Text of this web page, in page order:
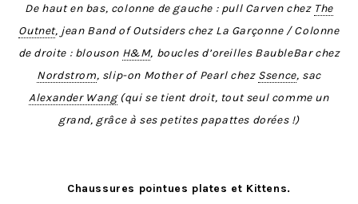
De haut en bas, colonne de gauche : pull Carven chez The
Outnet, jean Band of Outsiders chez La Garçonne / Colonne
de droite : blouson H&M, boucles d’oreilles BaubleBar chez
Nordstrom, slip-on Mother of Pearl chez Ssence, sac
Alexander Wang(qui se tient droit, tout seul comme un
grand, grâce à ses petites papattes dorées !)
Chaussures pointues plates et Kittens.